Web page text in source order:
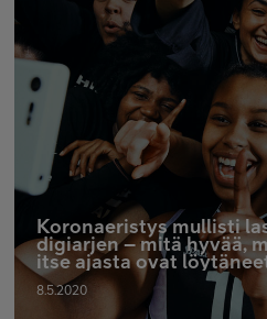
Koronaeristys mullisti
digiarjen – mitä hyvää,
itse ajasta ovat
8.5.2020